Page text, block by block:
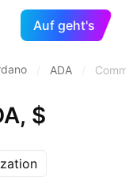
Auf geht's
ADA
$